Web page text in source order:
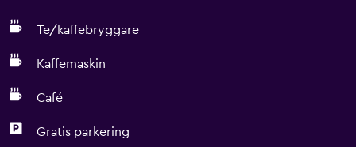
Te/kaffebryggare
Kaffemaskin
Café
Gratis parkering